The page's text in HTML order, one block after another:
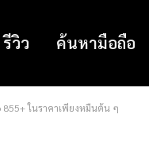
รีวิว ค้นหามือถือ
855+ ในราคาเพียงหมื่นต้น ๆ